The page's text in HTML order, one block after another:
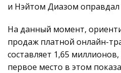
и Нэйтом Диазом
На данный момент,
продаж платной онлайн-
составляет 1,65
первое место в этом